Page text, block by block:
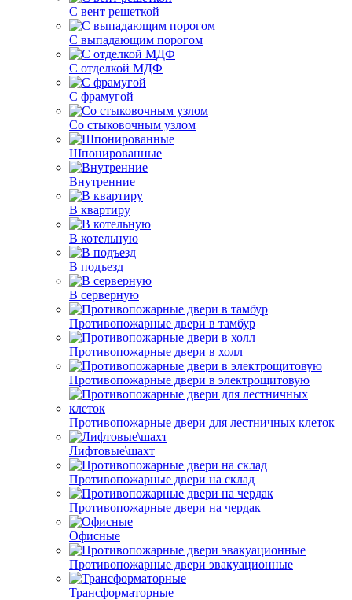
С вент решеткой
С выпадающим порогом
С отделкой МДФ
С фрамугой
Со стыковочным узлом
Шпонированные
Внутренние
В квартиру
В котельную
В подъезд
В серверную
Противопожарные двери в тамбур
Противопожарные двери в холл
Противопожарные двери в электрощитовую
Противопожарные двери для лестничных клеток
Лифтовые\шахт
Противопожарные двери на склад
Противопожарные двери на чердак
Офисные
Противопожарные двери эвакуационные
Трансформаторные